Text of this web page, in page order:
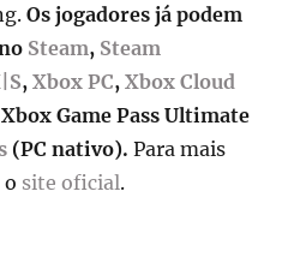
Os jogadores já podem
Steam, Steam
,Xbox PC,Xbox Cloud
Game Pass Ultimate
(PC nativo).Para mais
o site oficial.